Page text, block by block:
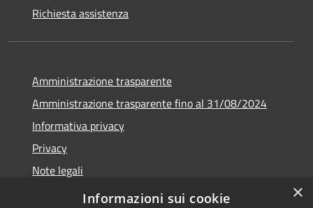
Richiesta assistenza
Amministrazione trasparente
Amministrazione trasparente fino al 31/08/2024
Informativa privacy
Privacy
Note legali
Dichiarazione di accessibilità
×
Informazioni sui cookie